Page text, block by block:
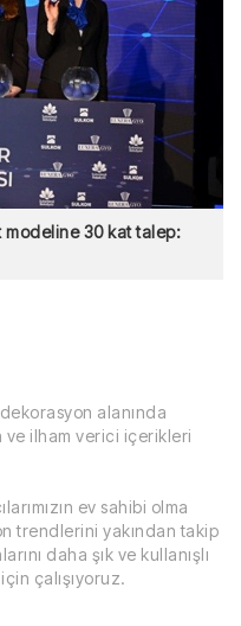
30 kat talep:
alanında
ve ilham verici içerikleri
ev sahibi olma
trendlerini yakından takip
daha şık ve kullanışlı
çalışıyoruz.